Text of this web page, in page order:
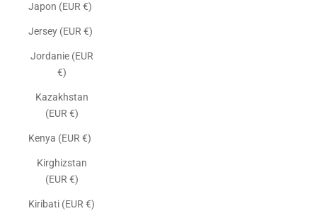
Japon (EUR €)
Jersey (EUR €)
Jordanie (EUR
€)
Kazakhstan
(EUR €)
Kenya (EUR €)
Kirghizstan
(EUR €)
Kiribati (EUR €)